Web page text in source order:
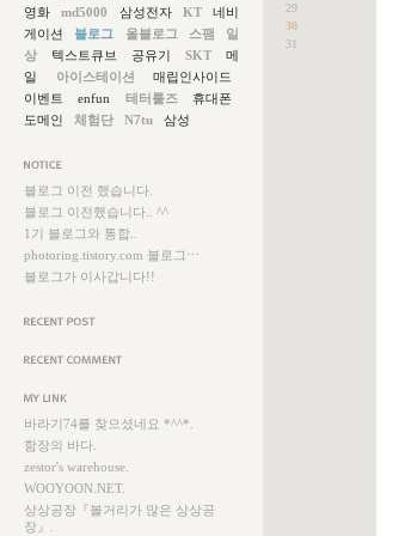
영화
md5000 삼성전자 KT
네비
게이션
블로그 올블로그 스팸
일
상
텍스트큐브 공유기 SKT
메
일
아이스테이션
매립인사이드
이벤트
enfun 테터툴즈
휴대폰
도메인
체험단 N7tu 삼성
지사항
블로그 이전 했습니다.
블로그 이전했습니다.. ^^
1기 블로그와 통합..
photoring.tistory.com 블로그⋯
블로그가 이사갑니다!!
크
바라기74를 찾으셨네요 *^^*.
함장의 바다.
zestor's warehouse.
WOOYOON.NET.
상상공장『볼거리가 많은 상상공
장』.
29
30
31